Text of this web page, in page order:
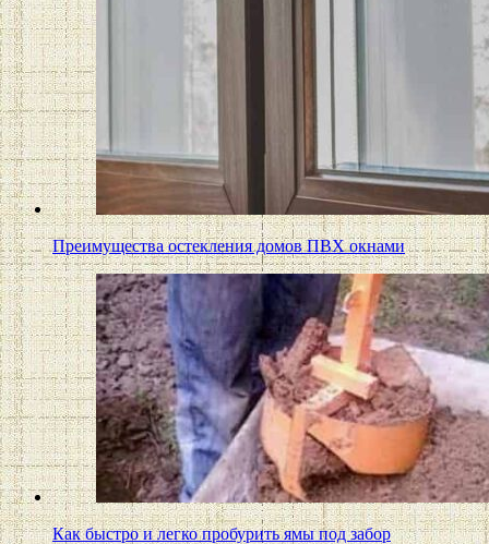
Преимущества остекления домов ПВХ окнами
Как быстро и легко пробурить ямы под забор